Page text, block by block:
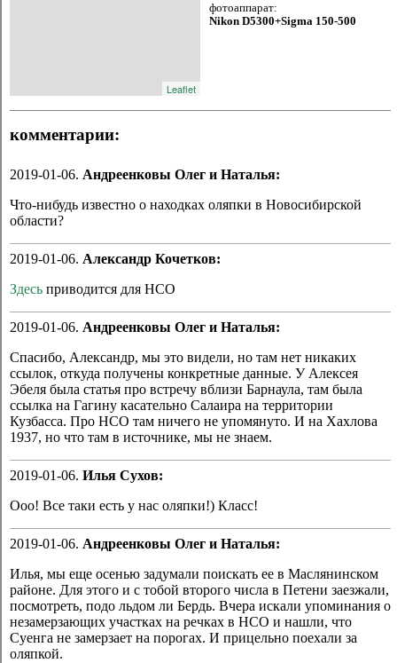
Leaflet
фотоаппарат:
Nikon D5300+Sigma 150-500
комментарии:
2019-01-06. Андреенковы Олег и Наталья:
Что-нибудь известно о находках оляпки в Новосибирской
области?
2019-01-06. Александр Кочетков:
Здесь приводится для НСО
2019-01-06. Андреенковы Олег и Наталья:
Спасибо, Александр, мы это видели, но там нет никаких
ссылок, откуда получены конкретные данные. У Алексея
Эбеля была статья про встречу вблизи Барнаула, там была
ссылка на Гагину касательно Салаира на территории
Кузбасса. Про НСО там ничего не упомянуто. И на Хахлова
1937, но что там в источнике, мы не знаем.
2019-01-06. Илья Сухов:
Ооо! Все таки есть у нас оляпки!) Класс!
2019-01-06. Андреенковы Олег и Наталья:
Илья, мы еще осенью задумали поискать ее в Маслянинском
районе. Для этого и с тобой второго числа в Петени заезжали,
посмотреть, подо льдом ли Бердь. Вчера искали упоминания о
незамерзающих участках на речках в НСО и нашли, что
Суенга не замерзает на порогах. И прицельно поехали за
оляпкой.